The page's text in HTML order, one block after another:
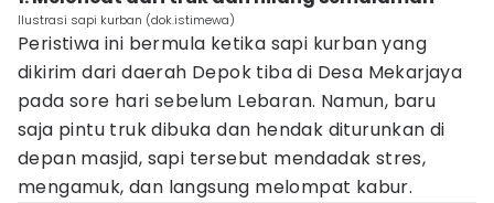
Ilustrasi sapi kurban (dok.istimewa)
Peristiwa ini bermula ketika sapi kurban yang
dikirim dari daerah Depok tiba di Desa Mekarjaya
pada sore hari sebelum Lebaran. Namun, baru
saja pintu truk dibuka dan hendak diturunkan di
depan masjid, sapi tersebut mendadak stres,
mengamuk, dan langsung melompat kabur.